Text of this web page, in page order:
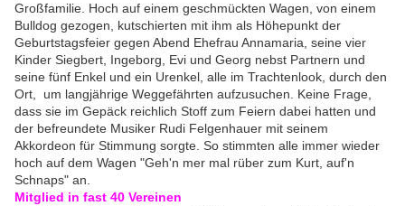
Großfamilie. Hoch auf einem geschmückten Wagen, von einem
Bulldog gezogen, kutschierten mit ihm als Höhepunkt der
Geburtstagsfeier gegen Abend Ehefrau Annamaria, seine vier
Kinder Siegbert, Ingeborg, Evi und Georg nebst Partnern und
seine fünf Enkel und ein Urenkel, alle im Trachtenlook, durch den
Ort, um langjährige Weggefährten aufzusuchen. Keine Frage,
dass sie im Gepäck reichlich Stoff zum Feiern dabei hatten und
der befreundete Musiker Rudi Felgenhauer mit seinem
Akkordeon für Stimmung sorgte. So stimmten alle immer wieder
hoch auf dem Wagen "Geh'n mer mal rüber zum Kurt, auf'n
Schnaps" an.
Mitglied in fast 40 Vereinen